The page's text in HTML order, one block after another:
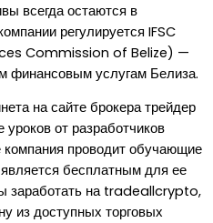
всегда остаются в
регулируется IFSC
Commission of Belize) —
финансовым услугам Белиза.
на сайте брокера трейдер
уроков от разработчиков
проводит обучающие
бесплатным для ее
заработать на tradeallcrypto,
из доступных торговых